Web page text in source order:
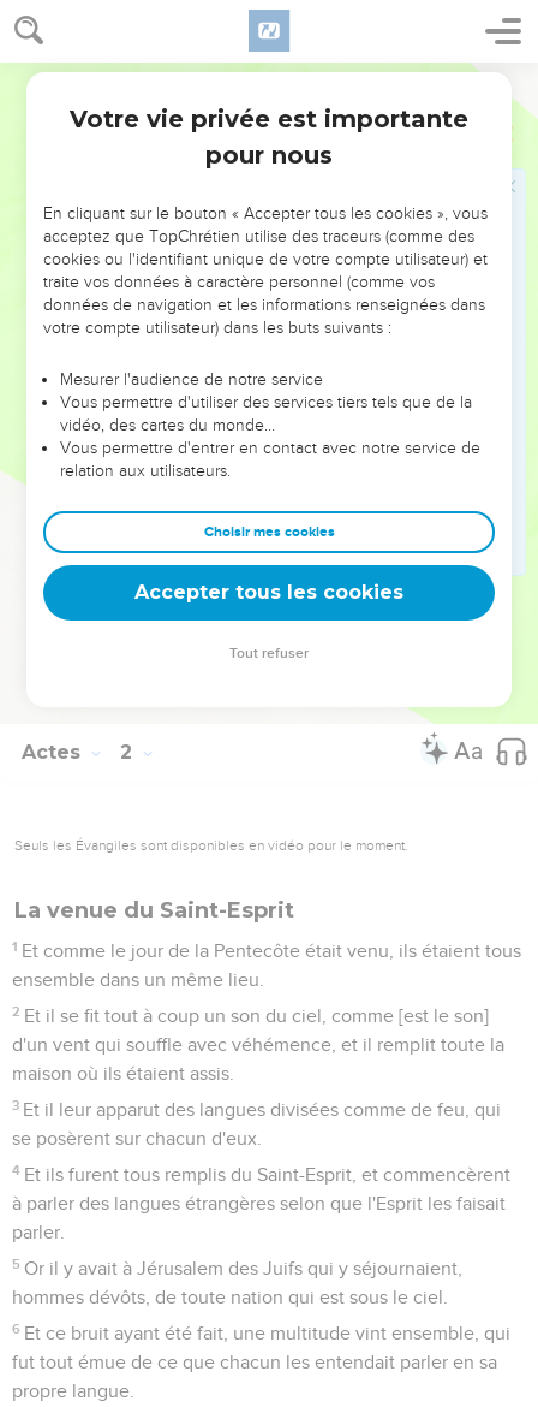
Actes 1
avait été donné, et s'étant précipité, son corps s'est crevé par
le milieu, et toutes ses entrailles ont été répandues.
Ce qui a été connu de tous les habitants de Jérusalem ;
Langue, Haceldama, c'est-à-dire, le champ du sang.
Car il est écrit au Livre des Psaumes : que sa demeure soit
déserte, et qu'il n'y ait personne qui y habite. Et, qu'un autre
prenne son emploi.
Il faut donc que d'entre ces hommes qui se sont
assemblés avec nous pendant tout le temps que le Seigneur
Jésus a vécu entre nous,
qu'il a été enlevé d'avec nous, quelqu'un d'entre eux soit
témoin avec nous de sa résurrection.
Et ils en présentèrent deux, [savoir] Joseph, appelé
Barsabas, qui était surnommé Juste ; et Matthias.
Et en priant ils dirent : toi, Seigneur, qui connais les coeurs
de tous, montre lequel de ces deux tu as élu ;
Afin qu'il prenne [sa] part de ce ministère et de cet
Apostolat, que Judas a abandonné, pour s'en aller en son
qui d'une commune voix fut mis au rang des onze Apôtres.
Actes 2
Seuls les Évangiles sont disponibles en vidéo pour le moment.
La venue du Saint-Esprit
1 Et comme le jour de la Pentecôte était venu, ils étaient tous
ensemble dans un même lieu.
2 Et il se fit tout à coup un son du ciel, comme [est le son]
d'un vent qui souffle avec véhémence, et il remplit toute la
maison où ils étaient assis.
3 Et il leur apparut des langues divisées comme de feu, qui
se posèrent sur chacun d'eux.
4 Et ils furent tous remplis du Saint-Esprit, et commencèrent
à parler des langues étrangères selon que l'Esprit les faisait
parler.
5 Or il y avait à Jérusalem des Juifs qui y séjournaient,
hommes dévôts, de toute nation qui est sous le ciel.
6 Et ce bruit ayant été fait, une multitude vint ensemble, qui
fut tout émue de ce que chacun les entendait parler en sa
propre langue.
Votre vie privée est importante
pour nous
En cliquant sur le bouton « Accepter tous les cookies », vous
acceptez que TopChrétien utilise des traceurs (comme des
cookies ou l'identifiant unique de votre compte utilisateur) et
traite vos données à caractère personnel (comme vos
données de navigation et les informations renseignées dans
votre compte utilisateur) dans les buts suivants :
Mesurer l'audience de notre service
Vous permettre d'utiliser des services tiers tels que de la
vidéo, des cartes du monde…
Vous permettre d'entrer en contact avec notre service de
relation aux utilisateurs.
Choisir mes cookies
Accepter tous les cookies
Tout refuser